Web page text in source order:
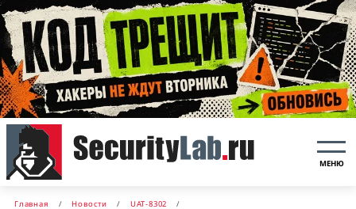
МЕНЮ
Главная Новости UAT-8302